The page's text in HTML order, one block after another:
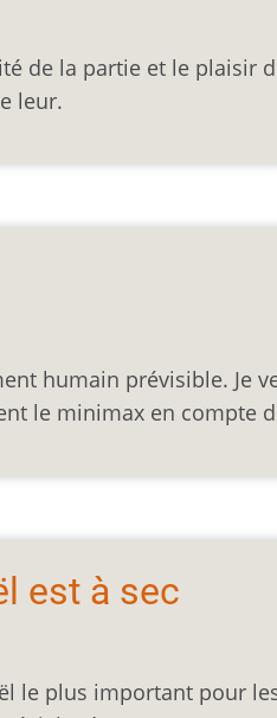
de la partie et le plaisir
leur.
humain prévisible. Je
le minimax en compte
est à sec
le plus important pour